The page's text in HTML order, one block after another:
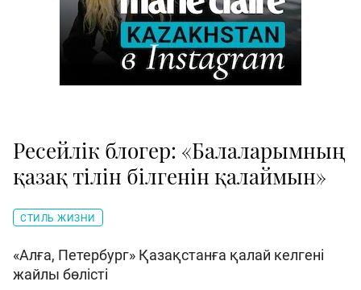
Ресейлік блогер: «Балаларымның
қазақ тілін білгенін қалаймын»
СТИЛЬ ЖИЗНИ
«Алға, Петербург» Қазақстанға қалай келгені
жайлы бөлісті